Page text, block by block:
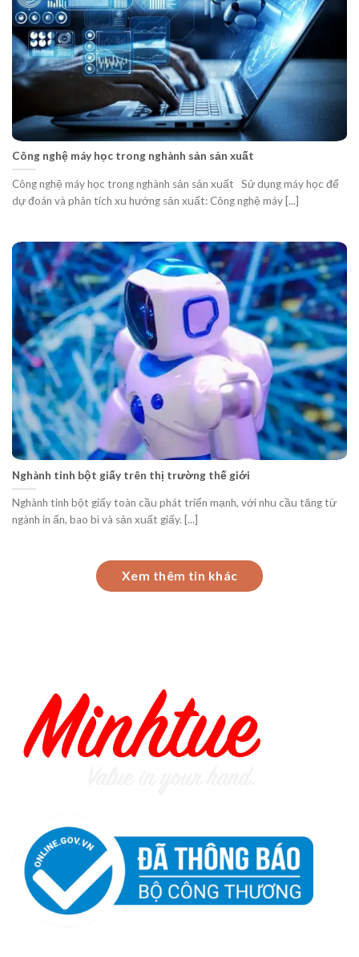
Công nghệ máy học trong nghành sản sản xuất
Công nghệ máy học trong nghành sản sản xuất Sử dụng máy học để
dự đoán và phân tích xu hướng sản xuất: Công nghệ máy [...]
Nghành tinh bột giấy trên thị trường thế giới
Nghành tinh bột giấy toàn cầu phát triển mạnh, với nhu cầu tăng từ
ngành in ấn, bao bì và sản xuất giấy. [...]
Xem thêm tin khác